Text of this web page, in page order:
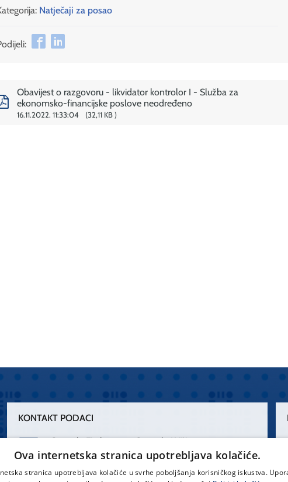
Natječaji za posao
Obavijest o razgovoru - likvidator kontrolor I - Služba za
ekonomsko-financijske poslove neodređeno
16.11.2022. 11:33:04 32,11 KB
KONTAKT PODACI
Centrala Firule
021 556 111
Centrala Križine
021 557 111
Ova internetska stranica upotrebljava kolačiće.
stranica upotrebljava kolačiće u svrhe poboljšanja korisničkog iskustva.